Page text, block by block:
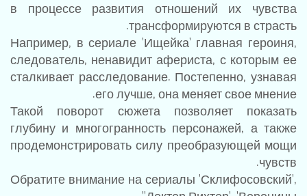
в процессе развития отношений их чувства
трансформируются в страсть.
Например, в сериале 'Ищейка' главная героиня,
следователь, ненавидит афериста, с которым ее
сталкивает расследование. Постепенно, узнавая
его лучше, она меняет свое мнение.
Такой поворот сюжета позволяет показать
глубину и многогранность персонажей, а также
продемонстрировать силу преобразующей мощи
чувств.
Обратите внимание на сериалы 'Склифосовский',